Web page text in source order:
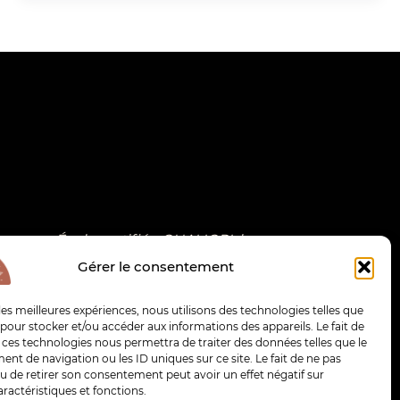
Gérer le consentement
meilleures expériences, nous utilisons des technologies telles que
pour stocker et/ou accéder aux informations des appareils. Le fait de
technologies nous permettra de traiter des données telles que le
de navigation ou les ID uniques sur ce site. Le fait de ne pas
de retirer son consentement peut avoir un effet négatif sur
et fonctions.
École certifiée QUALIOPI, la
certification nationale a été
formation. Centre de formation
professionnelle continue, déclaré
sous le numéro 76300523830.
Certificat Qualiopi